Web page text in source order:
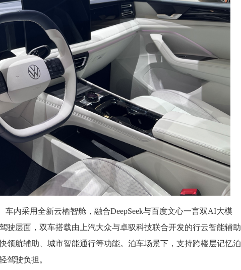
内采用全新云栖智舱，融合DeepSeek与百度文心一言双AI大模
驶层面，双车搭载由上汽大众与卓驭科技联合开发的行云智能辅助
领航辅助、城市智能通行等功能。泊车场景下，支持跨楼层记忆泊
驾驶负担。